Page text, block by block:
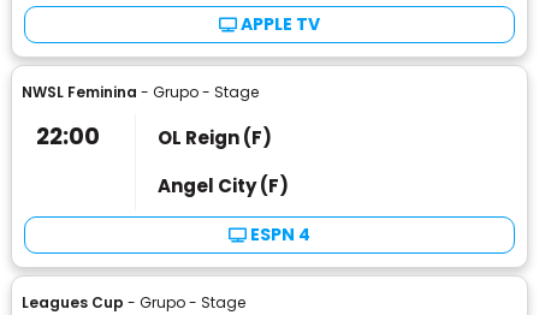
APPLE TV
NWSL Feminina - Grupo - Stage
22:00
OL Reign (F)
Angel City (F)
ESPN 4
Leagues Cup - Grupo - Stage